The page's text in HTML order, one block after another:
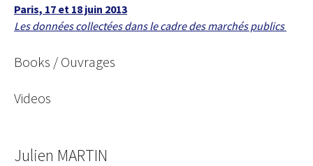
Paris, 17 et 18 juin 2013
Les données collectées dans le cadre des marchés publics
Books / Ouvrages
Videos
Julien MARTIN